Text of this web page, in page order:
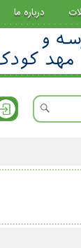
درباره ما